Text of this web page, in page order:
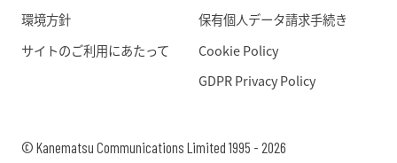
環境方針
保有個人データ請求手続き
サイトのご利用にあたって
Cookie Policy
GDPR Privacy Policy
© Kanematsu Communications Limited 1995 - 2026